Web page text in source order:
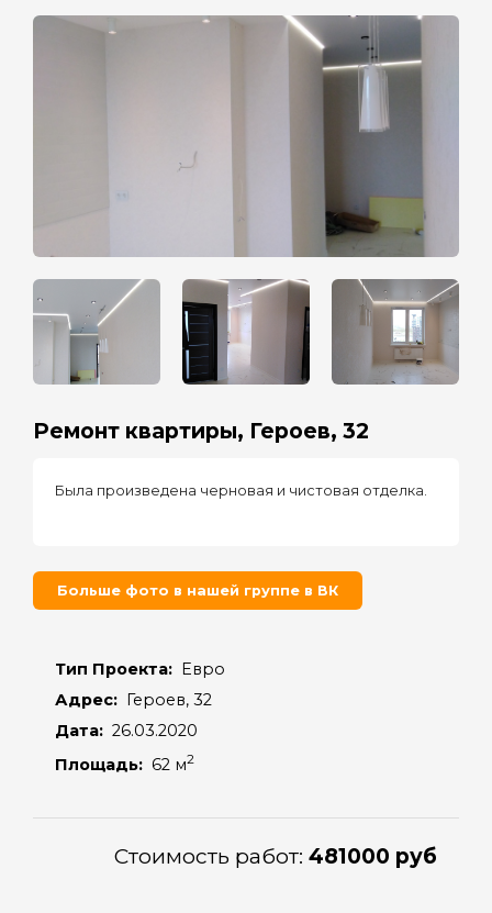
Ремонт квартиры, Героев, 32
Была произведена черновая и чистовая отделка.
Больше фото в нашей группе в ВК
Тип Проекта: Евро
Адрес: Героев, 32
Дата: 26.03.2020
Площадь: 62 м2
Стоимость работ: 481000 руб